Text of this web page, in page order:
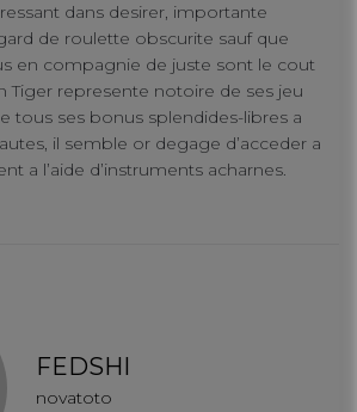
dans desirer, importante
de roulette obscurite sauf que
en compagnie de juste sont le cout
Tiger represente notoire de ses jeu
tous ses bonus splendides-libres a
il semble or degage d’acceder a
a l’aide d’instruments acharnes.
FEDSHI
novatoto